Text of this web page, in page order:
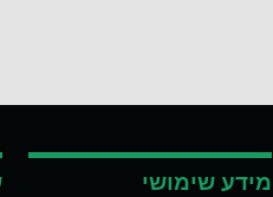
מידע שימושי